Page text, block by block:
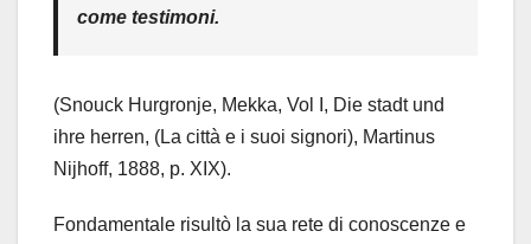
come testimoni.
(Snouck Hurgronje, Mekka, Vol I, Die stadt und
ihre herren, (La città e i suoi signori), Martinus
Nijhoff, 1888, p. XIX).
Fondamentale risultò la sua rete di conoscenze e